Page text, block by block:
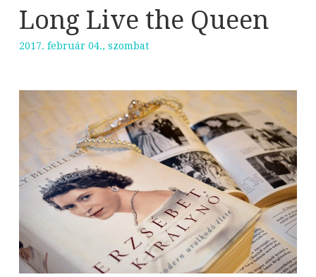
Long Live the Queen
2017. február 04., szombat